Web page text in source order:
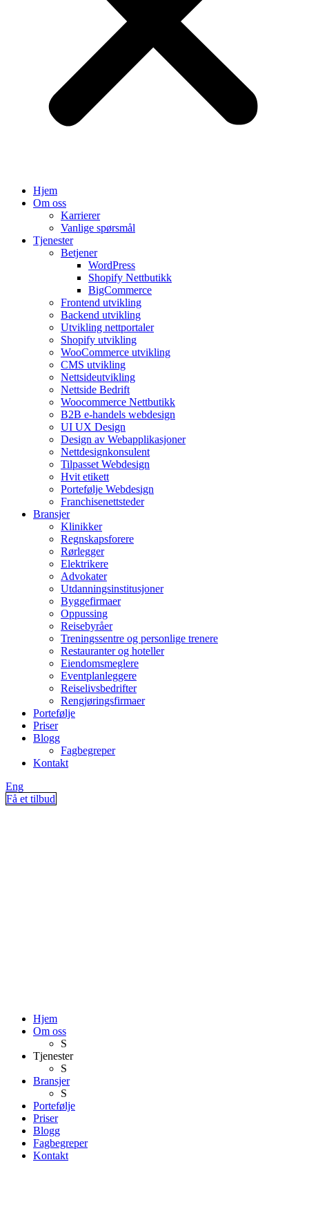
Hjem
Om oss
Karrierer
Vanlige spørsmål
Tjenester
Betjener
WordPress
Shopify Nettbutikk
BigCommerce
Frontend utvikling
Backend utvikling
Utvikling nettportaler
Shopify utvikling
WooCommerce utvikling
CMS utvikling
Nettsideutvikling
Nettside Bedrift
Woocommerce Nettbutikk
B2B e-handels webdesign
UI UX Design
Design av Webapplikasjoner
Nettdesignkonsulent
Tilpasset Webdesign
Hvit etikett
Portefølje Webdesign
Franchisenettsteder
Bransjer
Klinikker
Regnskapsforere
Rørlegger
Elektrikere
Advokater
Utdanningsinstitusjoner
Byggefirmaer
Oppussing
Reisebyråer
Treningssentre og personlige trenere
Restauranter og hoteller
Eiendomsmeglere
Eventplanleggere
Reiselivsbedrifter
Rengjøringsfirmaer
Portefølje
Priser
Blogg
Fagbegreper
Kontakt
Eng
Få et tilbud
Hjem
Om oss
S
Tjenester
S
Bransjer
S
Portefølje
Priser
Blogg
Fagbegreper
Kontakt